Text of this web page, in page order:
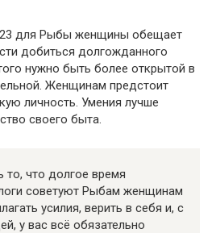
для Рыбы женщины обещает
добиться долгожданного
нужно быть более открытой в
Женщинам предстоит
личность. Умения лучше
своего быта.
что долгое время
советуют Рыбам женщинам
усилия, верить в себя и, с
у вас всё обязательно